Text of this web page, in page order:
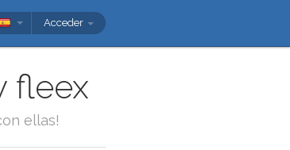
Acceder
fleex
ellas!